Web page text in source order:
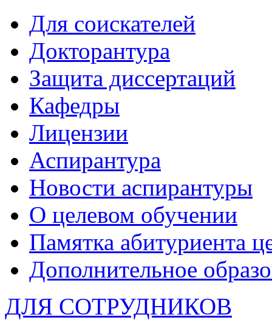
Для соискателей
Докторантура
Защита диссертаций
Кафедры
Лицензии
Аспирантура
Новости аспирантуры
О целевом обучении
Памятка абитуриента
Дополнительное
ДЛЯ СОТРУДНИКОВ